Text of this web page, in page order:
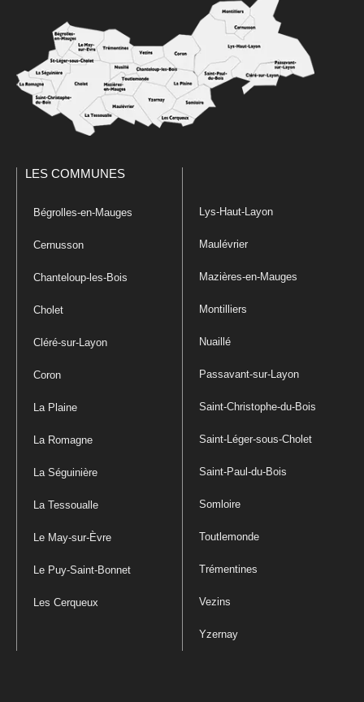
LES COMMUNES
Bégrolles-en-Mauges
Cernusson
Chanteloup-les-Bois
Cholet
Cléré-sur-Layon
Coron
La Plaine
La Romagne
La Séguinière
La Tessoualle
Le May-sur-Èvre
Le Puy-Saint-Bonnet
Les Cerqueux
Lys-Haut-Layon
Maulévrier
Mazières-en-Mauges
Montilliers
Nuaillé
Passavant-sur-Layon
Saint-Christophe-du-Bois
Saint-Léger-sous-Cholet
Saint-Paul-du-Bois
Somloire
Toutlemonde
Trémentines
Vezins
Yzernay